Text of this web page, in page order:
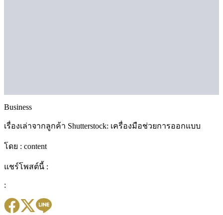
Business
เรื่องเล่าจากลูกค้า Shutterstock: เครื่องมือช่วยการออกแบบ
โดย : content
แชร์โพสต์นี้ :
: